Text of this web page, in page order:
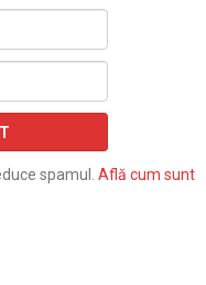
spamul. Află cum sunt